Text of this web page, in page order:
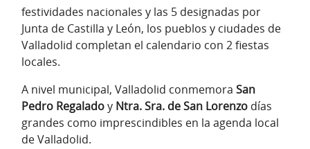
festividades nacionales y las 5 designadas por
Junta de Castilla y León, los pueblos y ciudades de
Valladolid completan el calendario con 2 fiestas
locales.
A nivel municipal, Valladolid conmemora San
Pedro Regaladoy Ntra. Sra. de San Lorenzo días
grandes como imprescindibles en la agenda local
de Valladolid.